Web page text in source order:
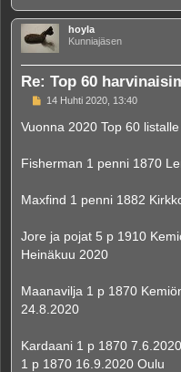
hoyla
Kunniajäsen
Re: Top 60
V
e
14 Huhti 2020, 13:40
Vuonna 2020 Top 60
Fisherman 1 penni 1870
Maxfind 1 penni 1882
Jore ja pojat 5 p 1910
Heinäkuu 2020
Maanavilja 1 p 1870
24.8.2020
Kardaani 1 p 1870
1 p 1870 16.9.2020 Oulu